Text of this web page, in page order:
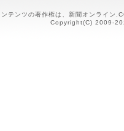
テンツの著作権は、新聞オンライン
Copyright(C) 2009-